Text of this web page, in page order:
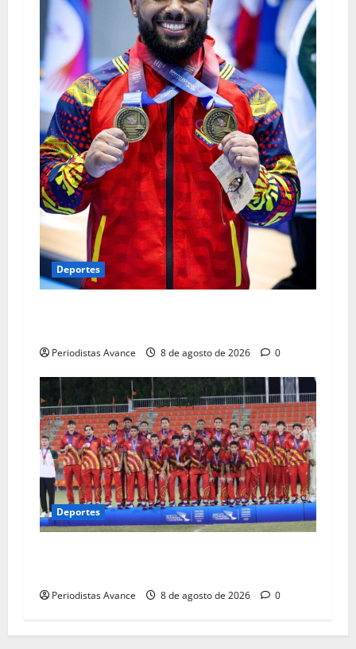
Deportes
Periodistas Avance 8 de agosto de 2026 0
Deportes
Periodistas Avance 8 de agosto de 2026 0